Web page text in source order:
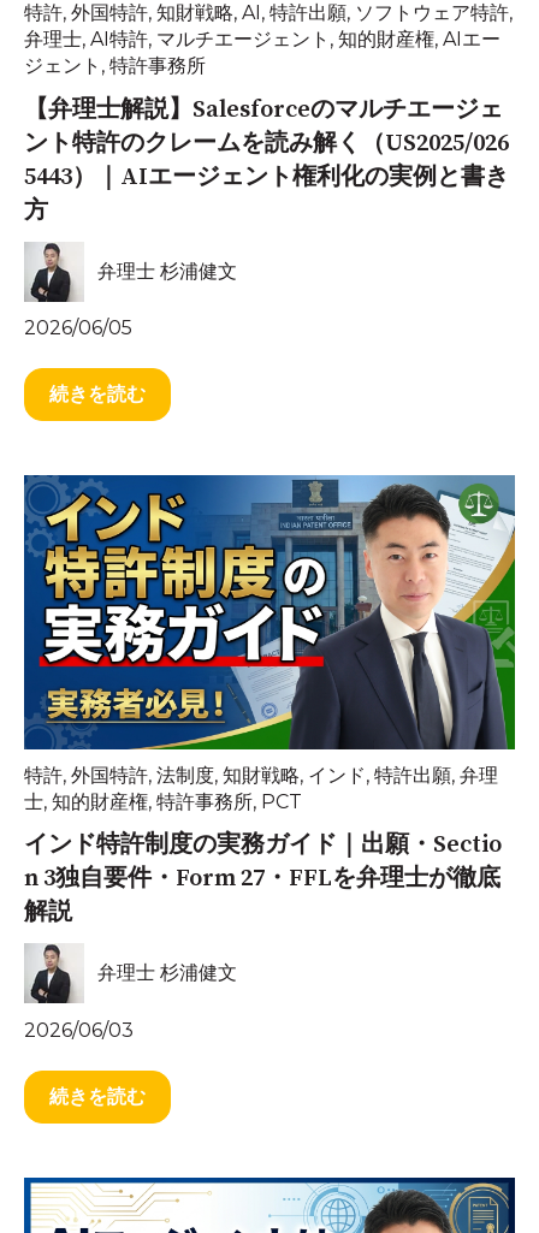
特許, 外国特許, 知財戦略, AI , 特許出願, ソフトウェア特許,
弁理士, AI特許, マルチエージェント , 知的財産権, AIエー
ジェント , 特許事務所
【弁理士解説】Salesforceのマルチエージェ
ント特許のクレームを読み解く（US2025/026
5443）｜AIエージェント権利化の実例と書き
方
弁理士 杉浦健文
2026/06/05
続きを読む
特許, 外国特許, 法制度, 知財戦略, インド, 特許出願, 弁理
士, 知的財産権, 特許事務所, PCT
インド特許制度の実務ガイド｜出願・Sectio
n 3独自要件・Form 27・FFLを弁理士が徹底
解説
弁理士 杉浦健文
2026/06/03
続きを読む